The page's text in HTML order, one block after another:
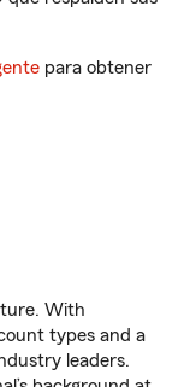
para obtener
With
types and a
leaders.